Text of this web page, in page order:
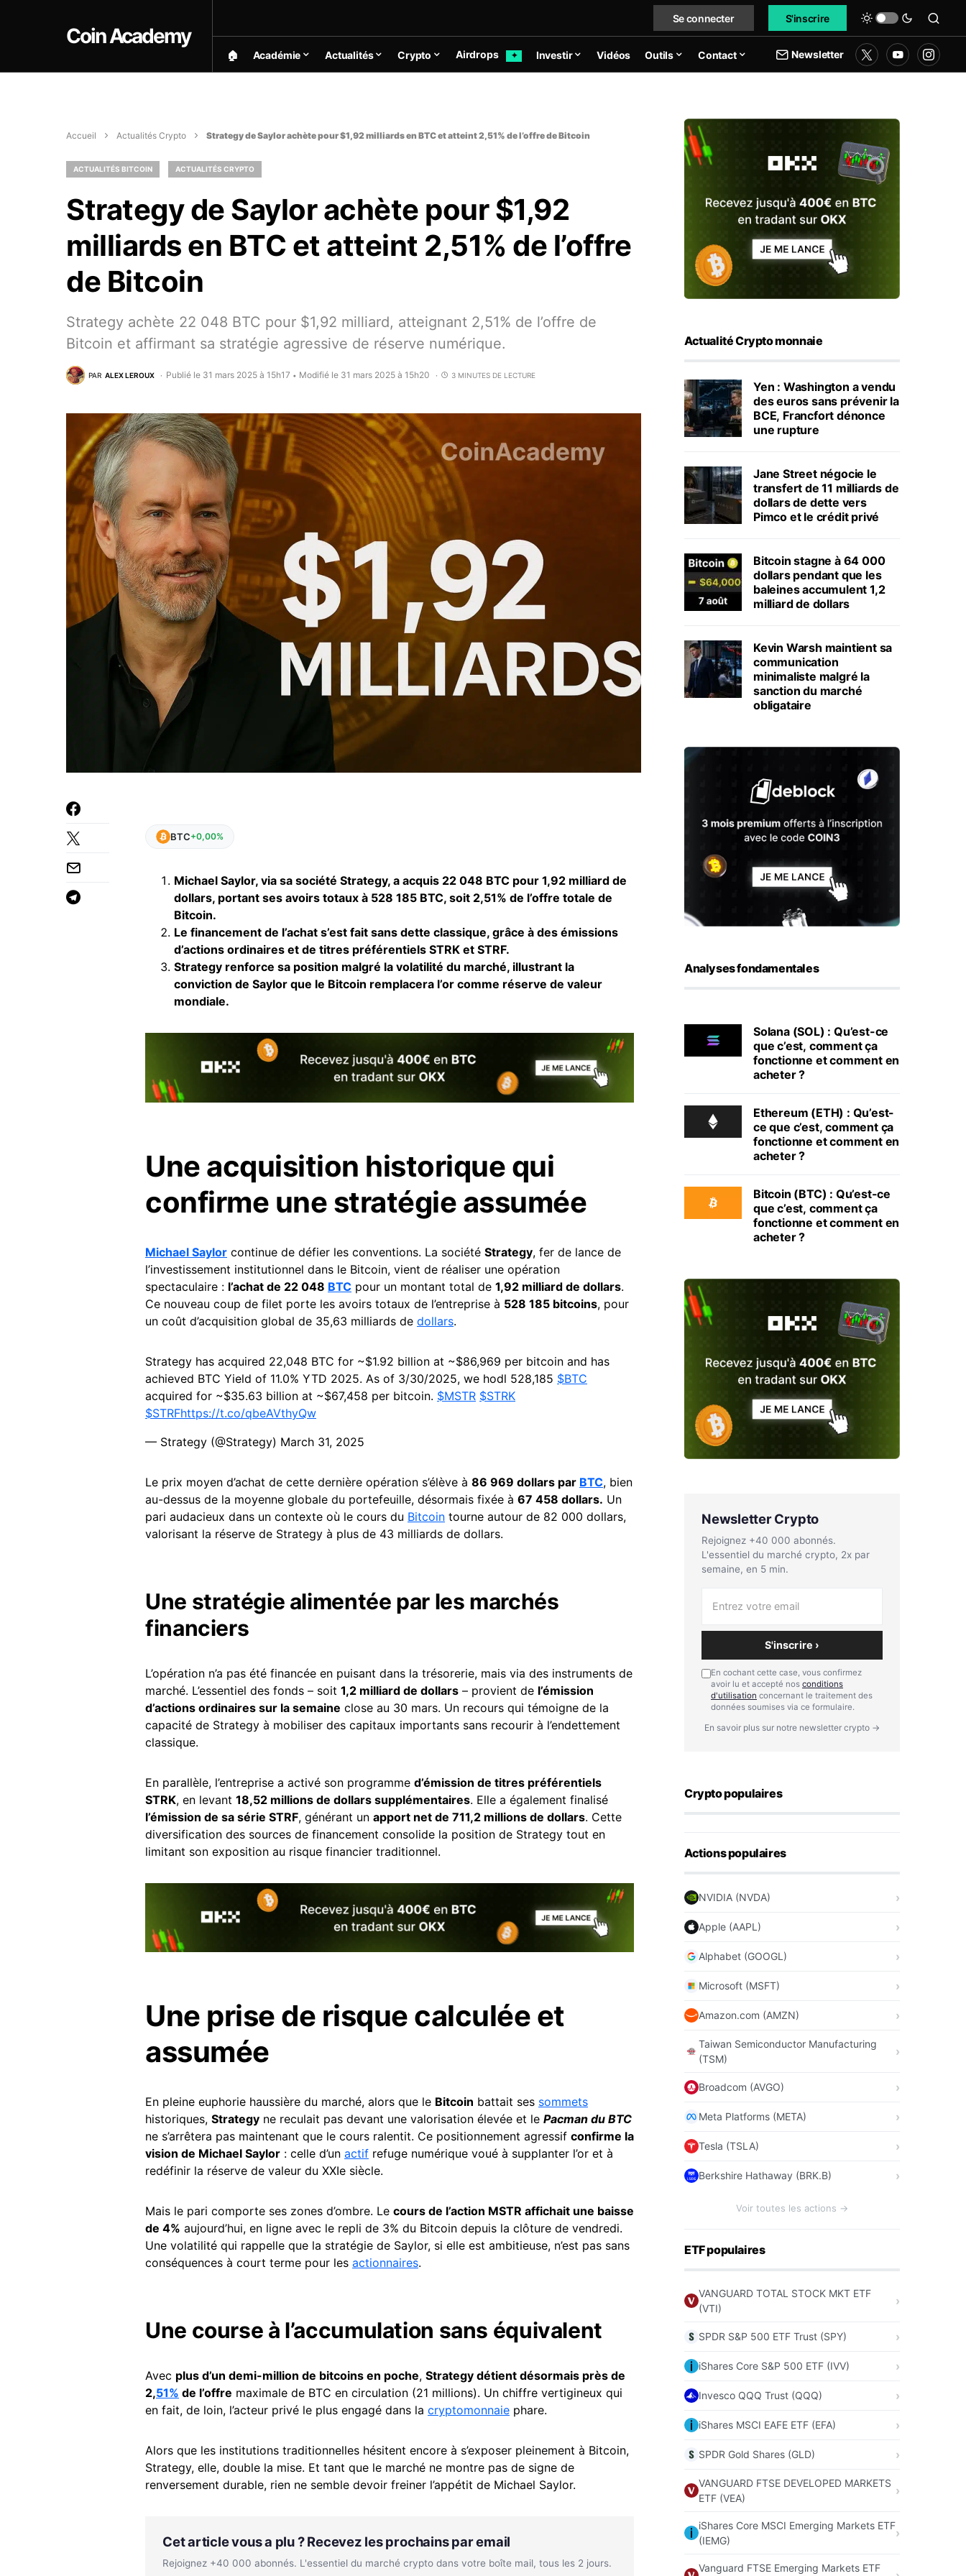
Coin Academy
Se connecter S'inscrire
🏠︎ Académie Actualités Crypto Airdrops ✦ Investir Vidéos Outils Contact Newsletter
Accueil Actualités Crypto Strategy de Saylor achète pour $1,92 milliards en BTC et atteint 2,51% de l’offre de Bitcoin
ACTUALITÉS BITCOIN ACTUALITÉS CRYPTO
Strategy de Saylor achète pour $1,92
milliards en BTC et atteint 2,51% de l’offre
de Bitcoin
Strategy achète 22 048 BTC pour $1,92 milliard, atteignant 2,51% de l’offre de
Bitcoin et affirmant sa stratégie agressive de réserve numérique.
PAR ALEX LEROUX Publié le 31 mars 2025 à 15h17 • Modifié le 31 mars 2025 à 15h20 3 MINUTES DE LECTURE
BTC+0,00%
Michael Saylor, via sa société Strategy, a acquis 22 048 BTC pour 1,92 milliard de
dollars, portant ses avoirs totaux à 528 185 BTC, soit 2,51% de l’offre totale de
Bitcoin.
Le financement de l’achat s’est fait sans dette classique, grâce à des émissions
d’actions ordinaires et de titres préférentiels STRK et STRF.
Strategy renforce sa position malgré la volatilité du marché, illustrant la
conviction de Saylor que le Bitcoin remplacera l’or comme réserve de valeur
mondiale.
Une acquisition historique qui
confirme une stratégie assumée
Michael Saylor continue de défier les conventions. La société Strategy, fer de lance de
l’investissement institutionnel dans le Bitcoin, vient de réaliser une opération
spectaculaire : l’achat de 22 048 BTC pour un montant total de 1,92 milliard de dollars.
Ce nouveau coup de filet porte les avoirs totaux de l’entreprise à 528 185 bitcoins, pour
un coût d’acquisition global de 35,63 milliards de dollars.
Strategy has acquired 22,048 BTC for ~$1.92 billion at ~$86,969 per bitcoin and has
achieved BTC Yield of 11.0% YTD 2025. As of 3/30/2025, we hodl 528,185 $BTC
acquired for ~$35.63 billion at ~$67,458 per bitcoin. $MSTR $STRK
$STRFhttps://t.co/qbeAVthyQw
— Strategy (@Strategy) March 31, 2025
Le prix moyen d’achat de cette dernière opération s’élève à 86 969 dollars par BTC, bien
au-dessus de la moyenne globale du portefeuille, désormais fixée à 67 458 dollars. Un
pari audacieux dans un contexte où le cours du Bitcoin tourne autour de 82 000 dollars,
valorisant la réserve de Strategy à plus de 43 milliards de dollars.
Une stratégie alimentée par les marchés
financiers
L’opération n’a pas été financée en puisant dans la trésorerie, mais via des instruments de
marché. L’essentiel des fonds – soit 1,2 milliard de dollars – provient de l’émission
d’actions ordinaires sur la semaine close au 30 mars. Un recours qui témoigne de la
capacité de Strategy à mobiliser des capitaux importants sans recourir à l’endettement
classique.
En parallèle, l’entreprise a activé son programme d’émission de titres préférentiels
STRK, en levant 18,52 millions de dollars supplémentaires. Elle a également finalisé
l’émission de sa série STRF, générant un apport net de 711,2 millions de dollars. Cette
diversification des sources de financement consolide la position de Strategy tout en
limitant son exposition au risque financier traditionnel.
Une prise de risque calculée et
assumée
En pleine euphorie haussière du marché, alors que le Bitcoin battait ses sommets
historiques, Strategy ne reculait pas devant une valorisation élevée et le Pacman du BTC
ne s’arrêtera pas maintenant que le cours ralentit. Ce positionnement agressif confirme la
vision de Michael Saylor : celle d’un actif refuge numérique voué à supplanter l’or et à
redéfinir la réserve de valeur du XXIe siècle.
Mais le pari comporte ses zones d’ombre. Le cours de l’action MSTR affichait une baisse
de 4% aujourd’hui, en ligne avec le repli de 3% du Bitcoin depuis la clôture de vendredi.
Une volatilité qui rappelle que la stratégie de Saylor, si elle est ambitieuse, n’est pas sans
conséquences à court terme pour les actionnaires.
Une course à l’accumulation sans équivalent
Avec plus d’un demi-million de bitcoins en poche, Strategy détient désormais près de
2,51% de l’offre maximale de BTC en circulation (21 millions). Un chiffre vertigineux qui
en fait, de loin, l’acteur privé le plus engagé dans la cryptomonnaie phare.
Alors que les institutions traditionnelles hésitent encore à s’exposer pleinement à Bitcoin,
Strategy, elle, double la mise. Et tant que le marché ne montre pas de signe de
renversement durable, rien ne semble devoir freiner l’appétit de Michael Saylor.
Cet article vous a plu ? Recevez les prochains par email
Rejoignez +40 000 abonnés. L'essentiel du marché crypto dans votre boîte mail, tous les 2 jours.
Actualité Crypto monnaie
Yen : Washington a vendu
des euros sans prévenir la
BCE, Francfort dénonce
une rupture
Jane Street négocie le
transfert de 11 milliards de
dollars de dette vers
Pimco et le crédit privé
Bitcoin stagne à 64 000
dollars pendant que les
baleines accumulent 1,2
milliard de dollars
Kevin Warsh maintient sa
communication
minimaliste malgré la
sanction du marché
obligataire
Analyses fondamentales
Solana (SOL) : Qu’est-ce
que c’est, comment ça
fonctionne et comment en
acheter ?
Ethereum (ETH) : Qu’est-
ce que c’est, comment ça
fonctionne et comment en
acheter ?
Bitcoin (BTC) : Qu’est-ce
que c’est, comment ça
fonctionne et comment en
acheter ?
Newsletter Crypto
Rejoignez +40 000 abonnés.
L'essentiel du marché crypto, 2x par
semaine, en 5 min.
S'inscrire ›
En cochant cette case, vous confirmez
avoir lu et accepté nos conditions
d'utilisation concernant le traitement des
données soumises via ce formulaire.
En savoir plus sur notre newsletter crypto →
Crypto populaires
Actions populaires
NVIDIA (NVDA)
Apple (AAPL)
Alphabet (GOOGL)
Microsoft (MSFT)
Amazon.com (AMZN)
Taiwan Semiconductor Manufacturing
(TSM)
Broadcom (AVGO)
Meta Platforms (META)
Tesla (TSLA)
Berkshire Hathaway (BRK.B)
Voir toutes les actions →
ETF populaires
VANGUARD TOTAL STOCK MKT ETF
(VTI)
SPDR S&P 500 ETF Trust (SPY)
iShares Core S&P 500 ETF (IVV)
Invesco QQQ Trust (QQQ)
iShares MSCI EAFE ETF (EFA)
SPDR Gold Shares (GLD)
VANGUARD FTSE DEVELOPED MARKETS
ETF (VEA)
iShares Core MSCI Emerging Markets ETF
(IEMG)
Vanguard FTSE Emerging Markets ETF